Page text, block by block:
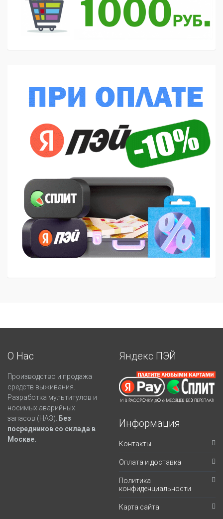
О Нас
Производство и продажа
средств выживания.
Разработка мультитулов и
носимых аварийных
запасов (НАЗ).
Без
посредников со склада в
Москве.
Яндекс ПЭЙ
Информация
Контакты
Оплата и доставка
Политика
конфиденциальности
Карта сайта